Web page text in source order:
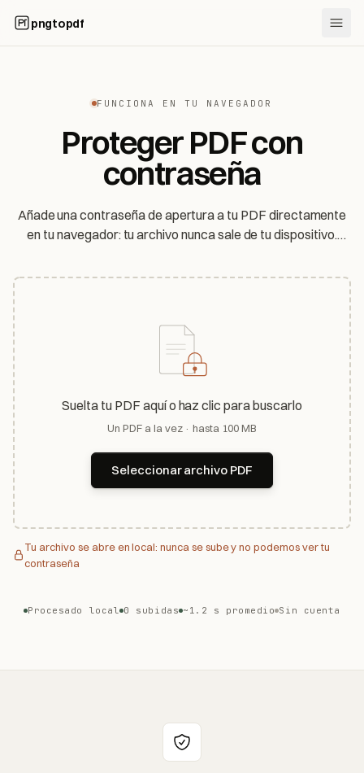
pngtopdf
FUNCIONA EN TU NAVEGADOR
Proteger PDF con
contraseña
Añade una contraseña de apertura a tu PDF directamente
en tu navegador: tu archivo nunca sale de tu dispositivo.
realmente la protección.
Suelta tu PDF aquí o haz clic para buscarlo
Un PDF a la vez · hasta 100 MB
Seleccionar archivo PDF
Tu archivo se abre en local: nunca se sube y no podemos ver tu
contraseña
Procesado local 0 subidas ~1.2 s promedio Sin cuenta